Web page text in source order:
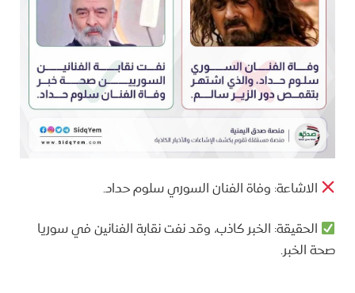
الاشاعة: وفاة الفنان السوري سلوم حداد.
الحقيقة: الخبر كاذب، وقد نفت نقابة الفنانين في سوريا
صحة الخبر.